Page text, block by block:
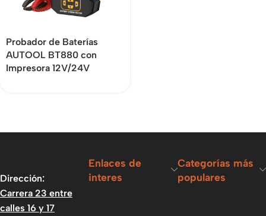
Probador de Baterías
AUTOOL BT880 con
Impresora 12V/24V
Dirección:
Carrera 23 entre
calles 16 y 17
Enlaces de
interes
Categorías más
populares